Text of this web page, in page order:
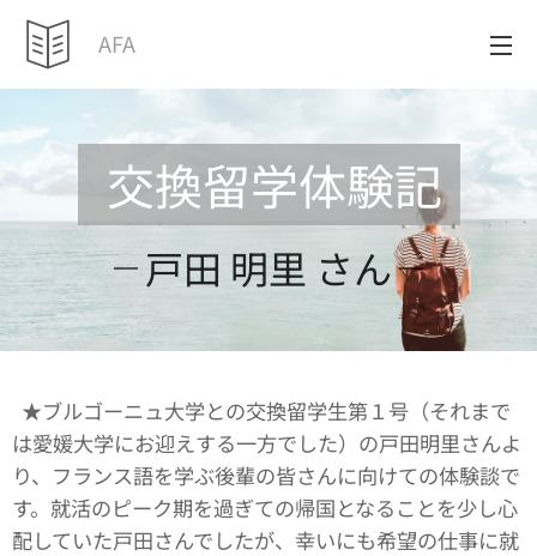
AFA
交換留学体験記
戸田 明里 さん
★ブルゴーニュ大学との交換留学生第１号（それまで
は愛媛大学にお迎えする一方でした）の戸田明里さんよ
り、フランス語を学ぶ後輩の皆さんに向けての体験談で
す。就活のピーク期を過ぎての帰国となることを少し心
配していた戸田さんでしたが、幸いにも希望の仕事に就